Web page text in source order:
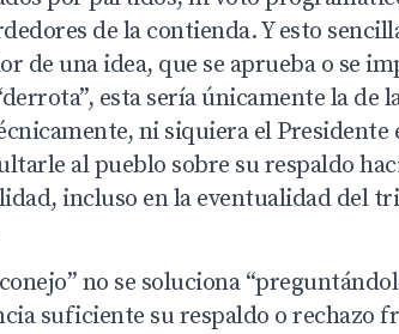
de la contienda. Y esto
de una idea, que se aprueba o se
esta sería únicamente la de
ni siquiera el Presidente
al pueblo sobre su respaldo
incluso en la eventualidad del
no se soluciona
suficiente su respaldo o rechazo